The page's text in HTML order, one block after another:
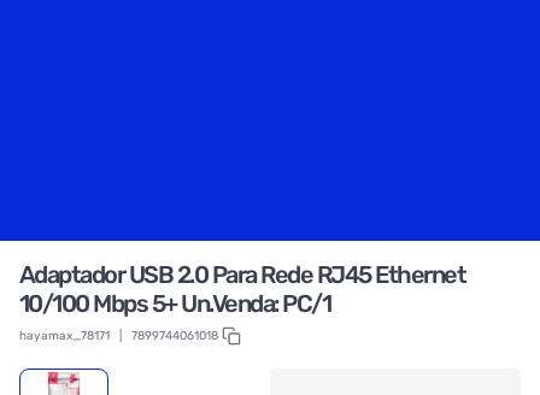
Adaptador USB 2.0 Para Rede RJ45 Ethernet
10/100 Mbps 5+ Un.Venda: PC/1
hayamax_78171 7899744061018